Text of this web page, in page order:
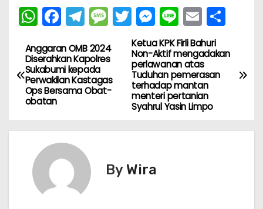
W
h
a
ts
A
p
p
F
a
c
e
b
o
k
T
el
e
gr
a
M
e
s
s
a
e
T
w
itt
er
M
e
s
s
e
n
g
Li
n
e
E
m
ai
l
S
ar
N
a
v
Ketua KPK Firli Bahuri
Non-Aktif mengadakan
perlawanan atas
Tuduhan pemerasan
terhadap mantan
menteri pertanian
Syahrul Yasin Limpo
Anggaran OMB 2024
Diserahkan Kapolres
Sukabumi kepada
Perwakilan Kastagas
Ops Bersama Obat-
obatan
By Wira